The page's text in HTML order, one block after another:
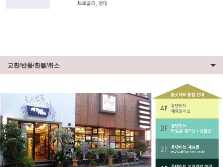
교환/반품/환불/취소